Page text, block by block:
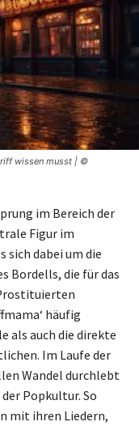
wissen musst | ©
im Bereich der
Figur im
sich dabei um die
Bordells, die für das
häufig
als auch die direkte
Im Laufe der
Wandel durchlebt
Popkultur. So
mit ihren Liedern,